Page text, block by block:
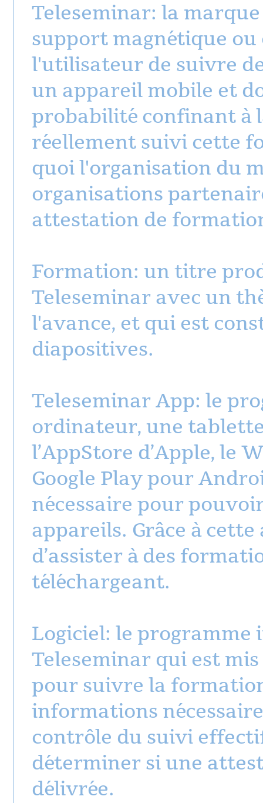
Teleseminar: la
support magnétique
l'utilisateur de suivre
un appareil mobile et
probabilité confinant à
réellement suivi cette
quoi l'organisation du
organisations
attestation de
Formation: un titre
Teleseminar avec un
l'avance, et qui est
diapositives.
Teleseminar App: le
ordinateur, une
l’AppStore d’Apple, le
Google Play pour
nécessaire pour
appareils. Grâce à
d’assister à des
téléchargeant.
Logiciel: le
Teleseminar qui est
pour suivre la
informations
contrôle du suivi
déterminer si une
délivrée.